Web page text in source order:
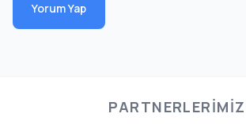
Yorum Yap
PARTNERLERIMIZ